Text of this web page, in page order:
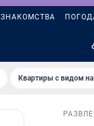
ЗНАКОМСТВА
Квартиры с видом на